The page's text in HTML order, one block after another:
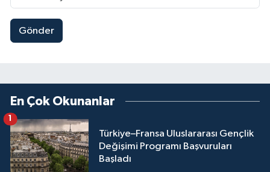
Gönder
En Çok Okunanlar
Türkiye–Fransa Uluslararası Gençlik
Değişimi Programı Başvuruları
Başladı
1